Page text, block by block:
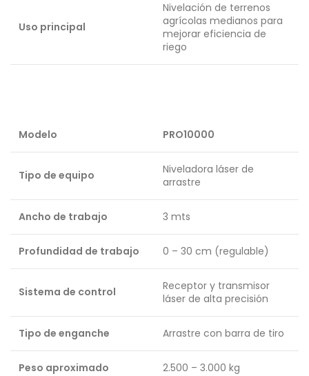
Uso principal
Nivelación de terrenos
agrícolas medianos para
mejorar eficiencia de
riego
Modelo PRO10000
Tipo de equipo
Niveladora láser de
arrastre
Ancho de trabajo 3 mts
Profundidad de trabajo 0 – 30 cm (regulable)
Sistema de control
Receptor y transmisor
láser de alta precisión
Tipo de enganche Arrastre con barra de tiro
Peso aproximado 2.500 – 3.000 kg